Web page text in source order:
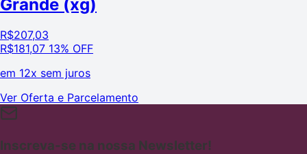
Grande (xg)
R$207,03
R$181,07 13% OFF
em 12x sem juros
Ver Oferta e Parcelamento
Inscreva-se na nossa Newsletter!